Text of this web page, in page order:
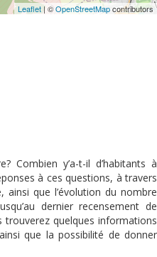
Leaflet | ©OpenStreetMapcontributors
Combien y’a-t-il d’habitants à
à ces questions, à travers
que l’évolution du nombre
dernier recensement de
trouverez quelques informations
que la possibilité de donner